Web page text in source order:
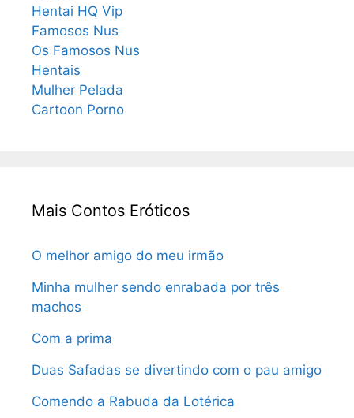
Hentai HQ Vip
Famosos Nus
Os Famosos Nus
Hentais
Mulher Pelada
Cartoon Porno
Mais Contos Eróticos
O melhor amigo do meu irmão
Minha mulher sendo enrabada por três
machos
Com a prima
Duas Safadas se divertindo com o pau amigo
Comendo a Rabuda da Lotérica